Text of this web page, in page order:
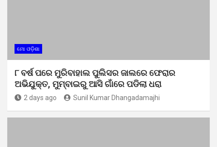
ମୋ ଓଡ଼ିଶା
୮ ବର୍ଷ ପରେ ମୁରିବାହାଲ ପୁଲିସର ଜାଲରେ ଫେରାର
ଅଭିଯୁକ୍ତ, ମୁମ୍ବାଇରୁ ଆସି ଗାଁରେ ପଡିଲା ଧରା
2 days ago Sunil Kumar Dhangadamajhi